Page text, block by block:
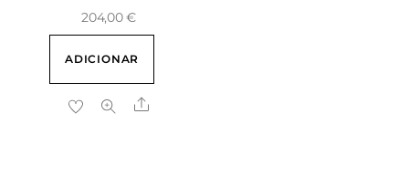
204,00€
ADICIONAR
Share